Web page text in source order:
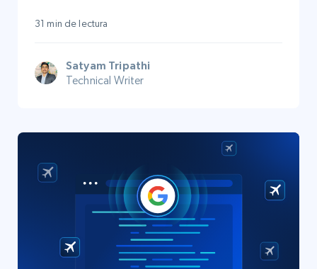
31 min de lectura
Satyam Tripathi
Technical Writer